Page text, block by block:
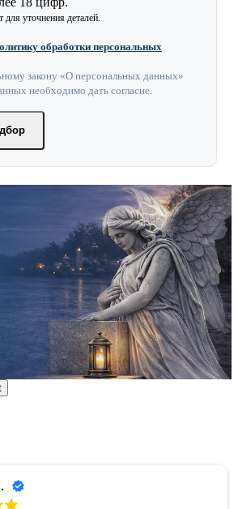
уточнения деталей.
обработки персональных
закону «О персональных данных»
необходимо дать согласие.